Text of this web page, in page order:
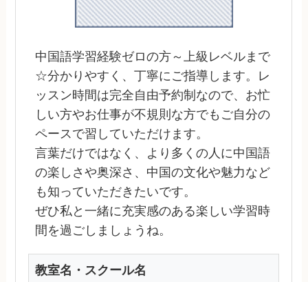
中国語学習経験ゼロの方～上級レベルまで
☆分かりやすく、丁寧にご指導します。レ
ッスン時間は完全自由予約制なので、お忙
しい方やお仕事が不規則な方でもご自分の
ペースで習していただけます。
言葉だけではなく、より多くの人に中国語
の楽しさや奥深さ、中国の文化や魅力など
も知っていただきたいです。
ぜひ私と一緒に充実感のある楽しい学習時
間を過ごしましょうね。
教室名・スクール名